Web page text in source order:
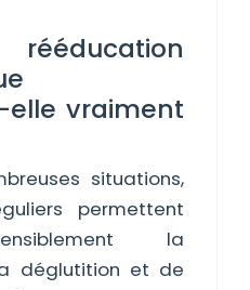
vraiment
situations,
permettent
la
déglutition et de